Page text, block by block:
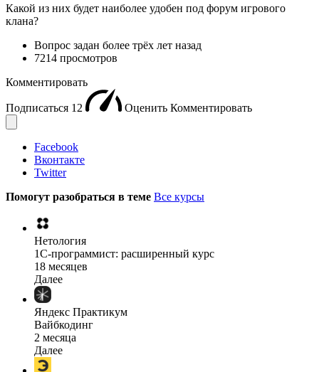
Какой из них будет наиболее удобен под форум игрового
клана?
Вопрос задан более трёх лет назад
7214 просмотров
Комментировать
Подписаться 12 Оценить Комментировать
Facebook
Вконтакте
Twitter
Помогут разобраться в теме Все курсы
Нетология
1C-программист: расширенный курс
18 месяцев
Далее
Яндекс Практикум
Вайбкодинг
2 месяца
Далее